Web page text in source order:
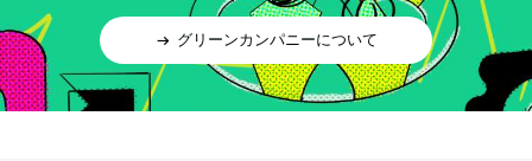
グリーンカンパニーについて